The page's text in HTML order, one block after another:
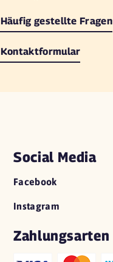
Häufig gestellte Fragen
Kontaktformular
Social Media
Facebook
Instagram
Zahlungsarten